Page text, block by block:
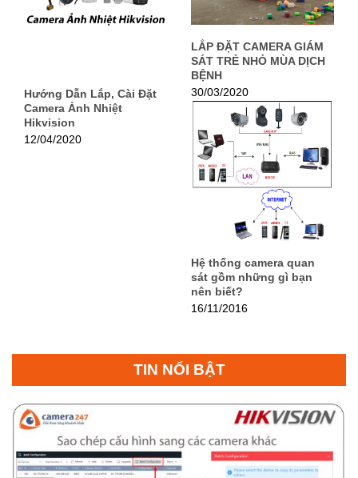
Hướng Dẫn Lắp, Cài Đặt
Camera Ảnh Nhiệt
Hikvision
12/04/2020
LẮP ĐẶT CAMERA GIÁM
SÁT TRẺ NHỎ MÙA DỊCH
BỆNH
30/03/2020
Hệ thống camera quan
sát gồm những gì bạn
nên biết?
16/11/2016
TIN NỔI BẬT